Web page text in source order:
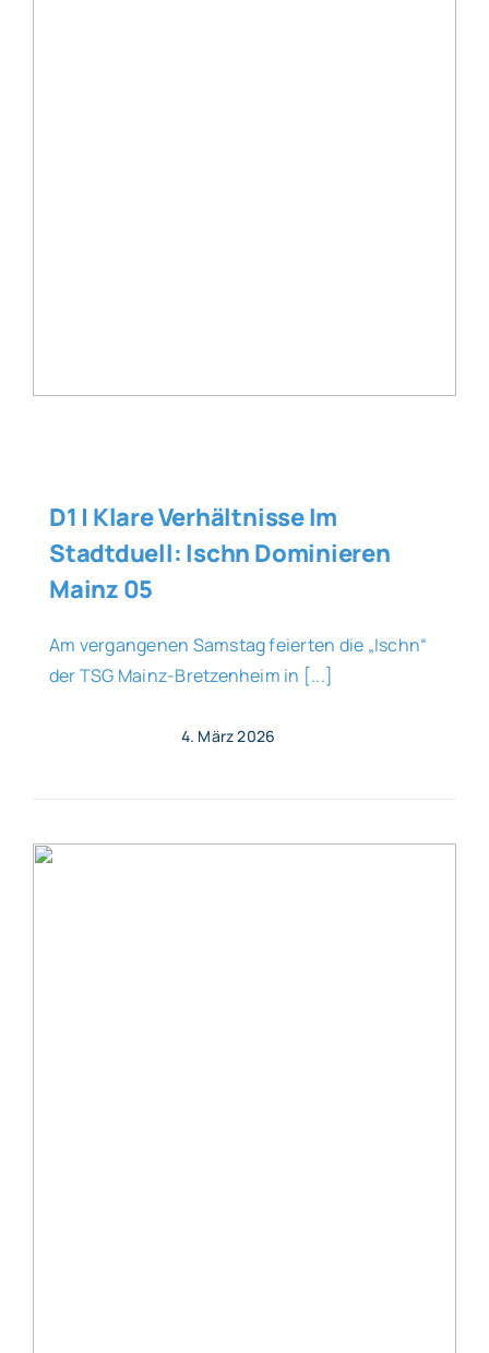
D1 | Klare Verhältnisse Im
Stadtduell: Ischn Dominieren
Mainz 05
Am vergangenen Samstag feierten die „Ischn“
der TSG Mainz-Bretzenheim in [...]
4. März 2026